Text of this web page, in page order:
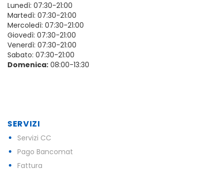
Lunedì: 07:30-21:00
Martedì: 07:30-21:00
Mercoledì: 07:30-21:00
Giovedì: 07:30-21:00
Venerdì: 07:30-21:00
Sabato: 07:30-21:00
Domenica: 08:00-13:30
SERVIZI
Servizi CC
Pago Bancomat
Fattura